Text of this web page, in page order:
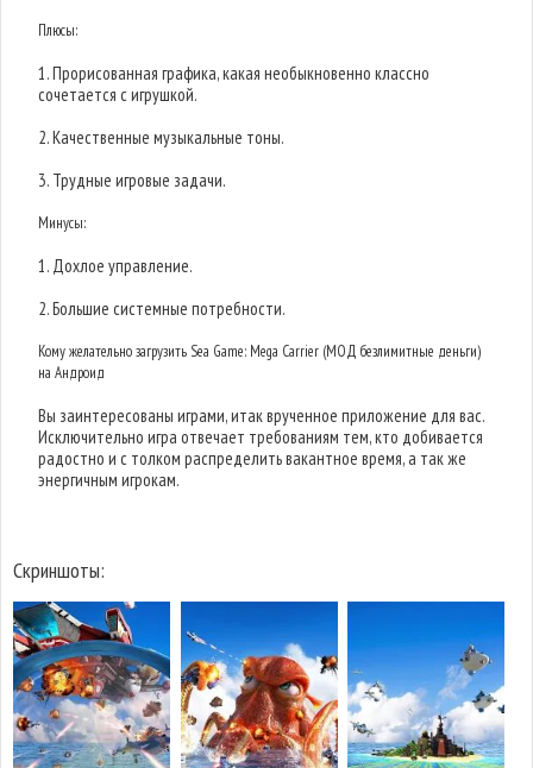
Плюсы:
1. Прорисованная графика, какая необыкновенно классно
сочетается с игрушкой.
2. Качественные музыкальные тоны.
3. Трудные игровые задачи.
Минусы:
1. Дохлое управление.
2. Большие системные потребности.
Кому желательно загрузить Sea Game: Mega Carrier (МОД безлимитные деньги)
на Андроид
Вы заинтересованы играми, итак врученное приложение для вас.
Исключительно игра отвечает требованиям тем, кто добивается
радостно и с толком распределить вакантное время, а так же
энергичным игрокам.
Скриншоты: